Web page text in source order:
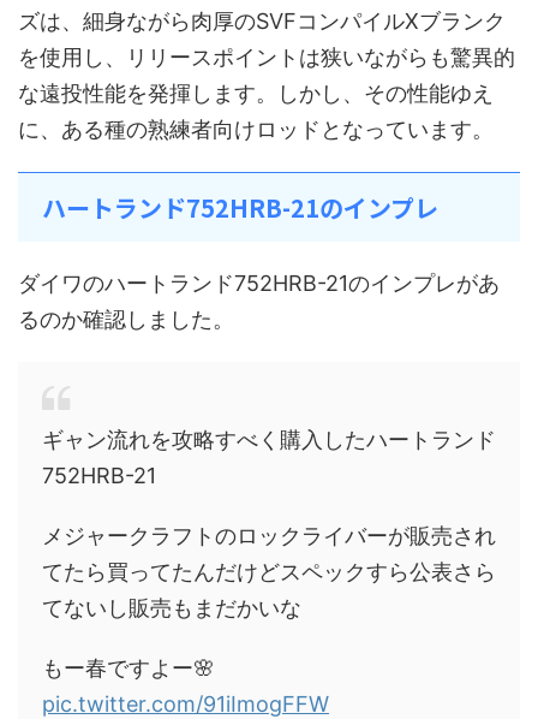
ズは、細身ながら肉厚のSVFコンパイルXブランク
を使用し、リリースポイントは狭いながらも驚異的
な遠投性能を発揮します。しかし、その性能ゆえ
に、ある種の熟練者向けロッドとなっています。
ハートランド752HRB-21のインプレ
ダイワのハートランド752HRB-21のインプレがあ
るのか確認しました。
ギャン流れを攻略すべく購入したハートランド
752HRB-21
メジャークラフトのロックライバーが販売され
てたら買ってたんだけどスペックすら公表さら
てないし販売もまだかいな
もー春ですよー🌸
pic.twitter.com/91iImogFFW